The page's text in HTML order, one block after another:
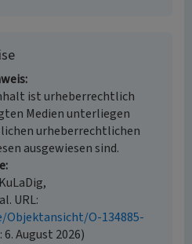
ist urheberrechtlich
Medien unterliegen
urheberrechtlichen
ausgewiesen sind.
URL:
O-134885-
August 2026)